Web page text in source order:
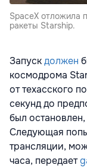
SpaceX отложила
ракеты Starship.
Запускдолжен
космодрома
от техасского
секунд до
был
Следующая
трансляции,
часа, передает